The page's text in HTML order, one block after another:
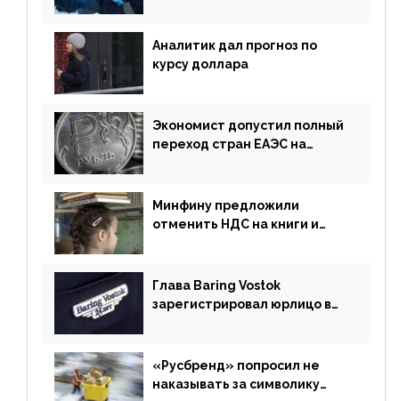
Аналитик дал прогноз по
курсу доллара
Экономист допустил полный
переход стран ЕАЭС на
Минфину предложили
отменить НДС на книги и
Глава Baring Vostok
зарегистрировал юрлицо в
«Русбренд» попросил не
наказывать за символику